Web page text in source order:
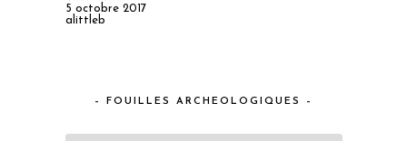
5 octobre 2017
alittleb
– FOUILLES ARCHEOLOGIQUES –